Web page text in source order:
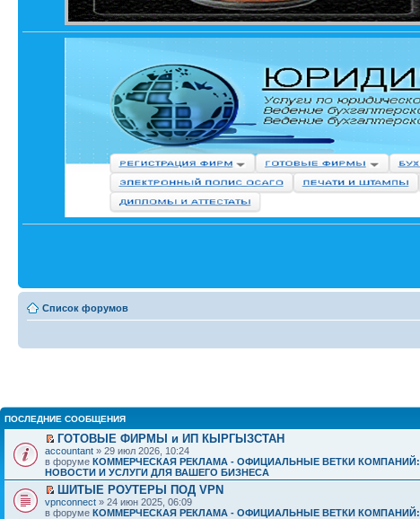
Список форумов
ПОСЛЕДНИЕ СООБЩЕНИЯ
ГОТОВЫЕ ФИРМЫ и ИП КЫРГЫЗСТАН
accountant » 29 июл 2026, 10:24
в форуме КОММЕРЧЕСКАЯ РЕКЛАМА - ОФИЦИАЛЬНЫЕ ВЕТКИ КОМПАНИЙ:
НОВОСТИ И УСЛУГИ ДЛЯ ВАШЕГО БИЗНЕСА
ШИТЫЕ РОУТЕРЫ ПОД VPN
vpnconnect » 24 июн 2025, 06:09
в форуме КОММЕРЧЕСКАЯ РЕКЛАМА - ОФИЦИАЛЬНЫЕ ВЕТКИ КОМПАНИЙ: